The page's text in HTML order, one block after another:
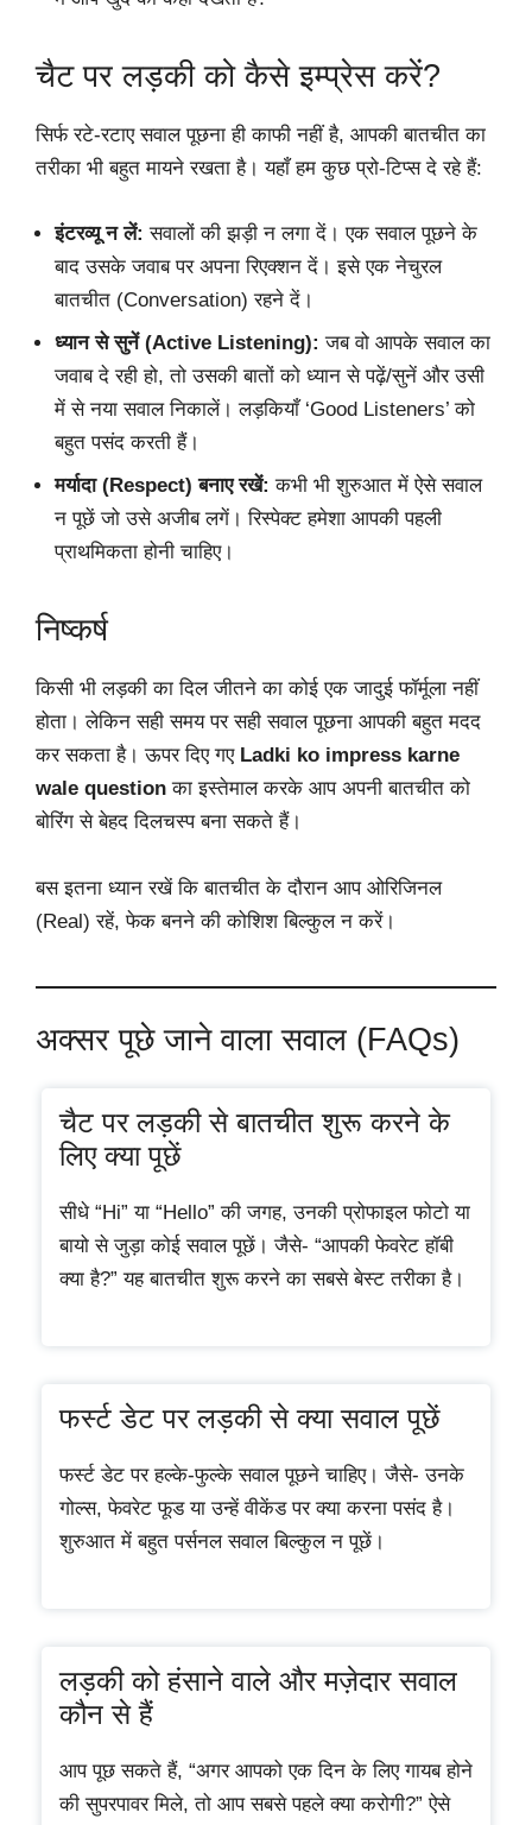
चैट पर लड़की को कैसे इम्प्रेस करें?
सिर्फ रटे-रटाए सवाल पूछना ही काफी नहीं है, आपकी बातचीत का
तरीका भी बहुत मायने रखता है। यहाँ हम कुछ प्रो-टिप्स दे रहे हैं:
इंटरव्यू न लें: सवालों की झड़ी न लगा दें। एक सवाल पूछने के
बाद उसके जवाब पर अपना रिएक्शन दें। इसे एक नेचुरल
बातचीत (Conversation) रहने दें।
ध्यान से सुनें (Active Listening): जब वो आपके सवाल का
जवाब दे रही हो, तो उसकी बातों को ध्यान से पढ़ें/सुनें और उसी
में से नया सवाल निकालें। लड़कियाँ ‘Good Listeners’ को
बहुत पसंद करती हैं।
मर्यादा (Respect) बनाए रखें: कभी भी शुरुआत में ऐसे सवाल
न पूछें जो उसे अजीब लगें। रिस्पेक्ट हमेशा आपकी पहली
प्राथमिकता होनी चाहिए।
निष्कर्ष
किसी भी लड़की का दिल जीतने का कोई एक जादुई फॉर्मूला नहीं
होता। लेकिन सही समय पर सही सवाल पूछना आपकी बहुत मदद
कर सकता है। ऊपर दिए गए Ladki ko impress karne
wale question का इस्तेमाल करके आप अपनी बातचीत को
बोरिंग से बेहद दिलचस्प बना सकते हैं।
बस इतना ध्यान रखें कि बातचीत के दौरान आप ओरिजिनल
(Real) रहें, फेक बनने की कोशिश बिल्कुल न करें।
अक्सर पूछे जाने वाला सवाल (FAQs)
चैट पर लड़की से बातचीत शुरू करने के
लिए क्या पूछें
सीधे “Hi” या “Hello” की जगह, उनकी प्रोफाइल फोटो या
बायो से जुड़ा कोई सवाल पूछें। जैसे- “आपकी फेवरेट हॉबी
क्या है?” यह बातचीत शुरू करने का सबसे बेस्ट तरीका है।
फर्स्ट डेट पर लड़की से क्या सवाल पूछें
फर्स्ट डेट पर हल्के-फुल्के सवाल पूछने चाहिए। जैसे- उनके
गोल्स, फेवरेट फूड या उन्हें वीकेंड पर क्या करना पसंद है।
शुरुआत में बहुत पर्सनल सवाल बिल्कुल न पूछें।
लड़की को हंसाने वाले और मज़ेदार सवाल
कौन से हैं
आप पूछ सकते हैं, “अगर आपको एक दिन के लिए गायब होने
की सुपरपावर मिले, तो आप सबसे पहले क्या करोगी?” ऐसे